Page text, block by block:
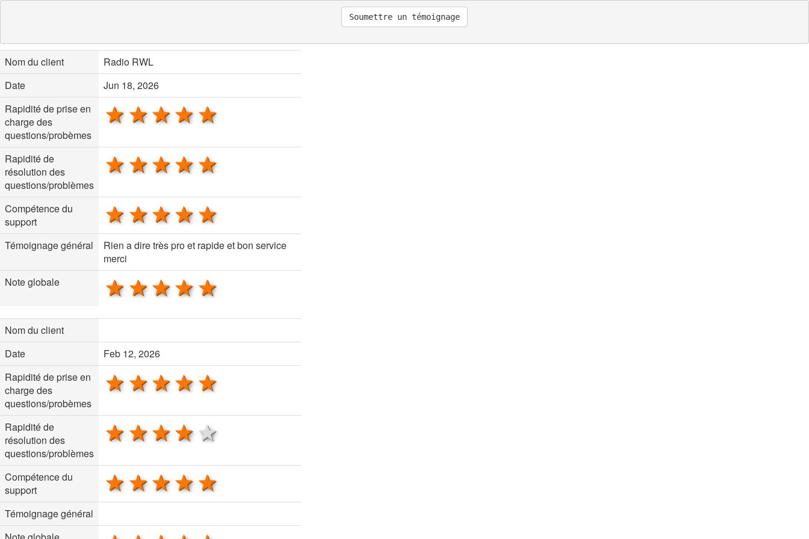
Soumettre un témoignage
Nom du client
Radio RWL
Date
Jun 18, 2026
Rapidité de prise en
charge des
questions/probèmes
4 stars
3 stars
2 stars
1 star
Rapidité de
résolution des
questions/problèmes
4 stars
3 stars
2 stars
1 star
Compétence du
support
4 stars
3 stars
2 stars
1 star
Témoignage général
Rien a dire très pro et rapide et bon service
merci
Note globale
4 stars
3 stars
2 stars
1 star
Nom du client
Date
Feb 12, 2026
Rapidité de prise en
charge des
questions/probèmes
4 stars
3 stars
2 stars
1 star
Rapidité de
résolution des
questions/problèmes
4 stars
3 stars
2 stars
1 star
Compétence du
support
4 stars
3 stars
2 stars
1 star
Témoignage général